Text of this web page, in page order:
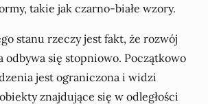
takie jak czarno-białe wzory.
stanu rzeczy jest fakt, że rozwój
odbywa się stopniowo. Początkowo
jest ograniczona i widzi
znajdujące się w odległości